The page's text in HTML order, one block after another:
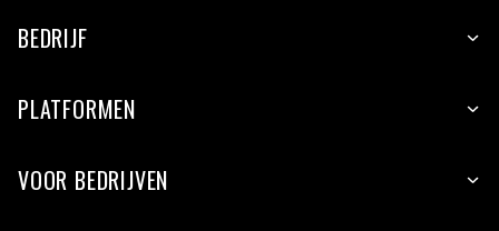
BEDRIJF
PLATFORMEN
VOOR BEDRIJVEN